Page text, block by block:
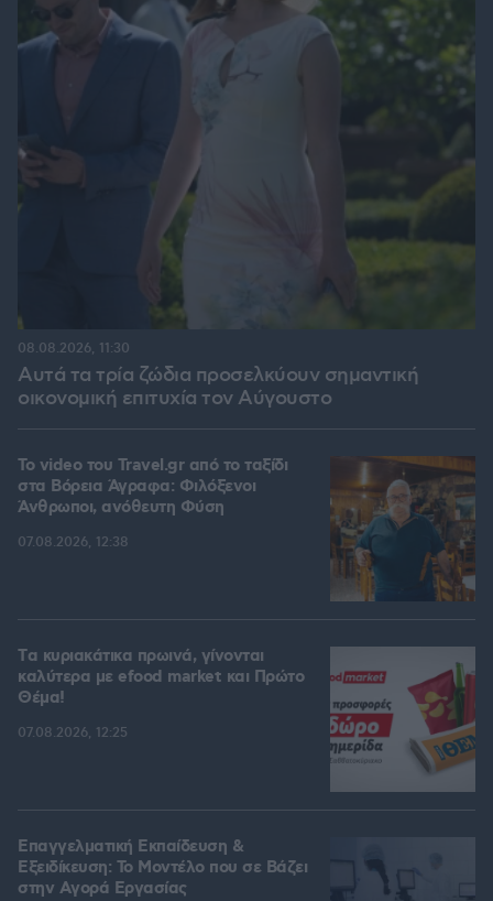
Αυτά τα τρία ζώδια προσελκύουν σημαντική
οικονομική επιτυχία τον Αύγουστο
08.08.2026, 11:30
To video του Travel.gr από το ταξίδι
στα Βόρεια Άγραφα: Φιλόξενοι
Άνθρωποι, ανόθευτη Φύση
07.08.2026, 12:38
Tα κυριακάτικα πρωινά, γίνονται
καλύτερα με efood market και Πρώτο
Θέμα!
07.08.2026, 12:25
Επαγγελματική Εκπαίδευση &
Εξειδίκευση: Το Mοντέλο που σε Bάζει
στην Aγορά Eργασίας